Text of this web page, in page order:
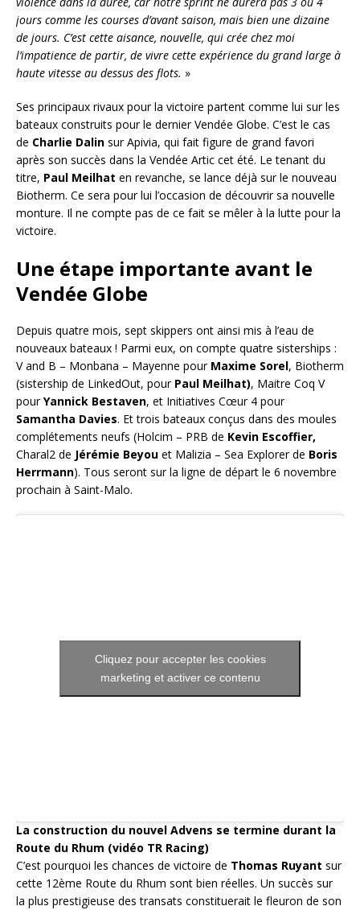
jours comme les courses d’avant saison, mais bien une dizaine
de jours. C’est cette aisance, nouvelle, qui crée chez moi
l’impatience de partir, de vivre cette expérience du grand large à
haute vitesse au dessus des flots. »
Ses principaux rivaux pour la victoire partent comme lui sur les
bateaux construits pour le dernier Vendée Globe. C’est le cas
de Charlie Dalin sur Apivia, qui fait figure de grand favori
après son succès dans la Vendée Artic cet été. Le tenant du
titre, Paul Meilhat en revanche, se lance déjà sur le nouveau
Biotherm. Ce sera pour lui l’occasion de découvrir sa nouvelle
monture. Il ne compte pas de ce fait se mêler à la lutte pour la
victoire.
Une étape importante avant le
Vendée Globe
Depuis quatre mois, sept skippers ont ainsi mis à l’eau de
nouveaux bateaux ! Parmi eux, on compte quatre sisterships :
V and B – Monbana – Mayenne pour Maxime Sorel, Biotherm
(sistership de LinkedOut, pour Paul Meilhat), Maitre Coq V
pourYannick Bestaven, et Initiatives Cœur 4 pour
Samantha Davies. Et trois bateaux conçus dans des moules
complétements neufs (Holcim – PRB de Kevin Escoffier,
Charal2 de Jérémie Beyou et Malizia – Sea Explorer de Boris
Herrmann). Tous seront sur la ligne de départ le 6 novembre
prochain à Saint-Malo.
Cliquez pour accepter les cookies
marketing et activer ce contenu
La construction du nouvel Advens se termine durant la
Route du Rhum (vidéo TR Racing)
C’est pourquoi les chances de victoire de Thomas Ruyant sur
cette 12ème Route du Rhum sont bien réelles. Un succès sur
la plus prestigieuse des transats constituerait le fleuron de son